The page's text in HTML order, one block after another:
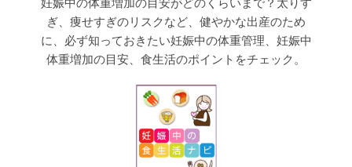
ぎ、痩せすぎのリスクなど、健やかな出産のため
に、必ず知っておきたい妊娠中の体重管理、妊娠中
体重増加の目安、食生活のポイントをチェック。